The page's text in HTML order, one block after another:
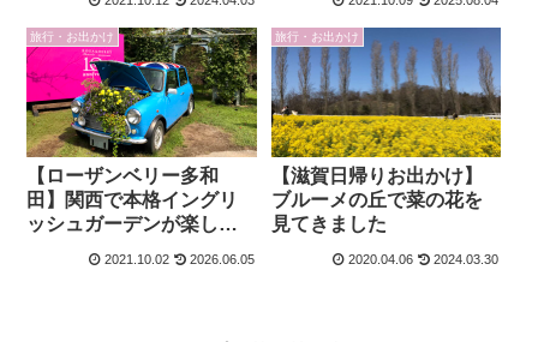
旅行・お出かけ
【ローザンベリー多和
田】関西で本格イングリ
ッシュガーデンが楽しめ
2021.10.02 2026.06.05
旅行・お出かけ
【滋賀日帰りお出かけ】
ブルーメの丘で菜の花を
見てきました
2020.04.06 2024.03.30